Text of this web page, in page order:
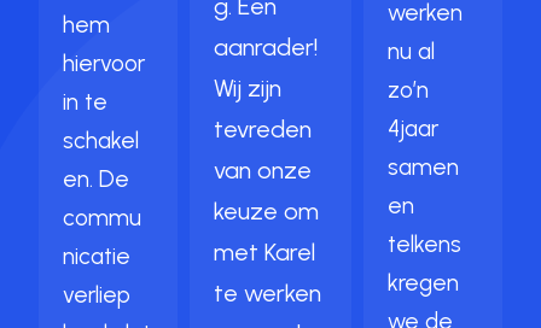
hem
hiervoor
in te
schakel
en. De
commu
nicatie
verliep
g. Een
aanrader!
Wij zijn
tevreden
van onze
keuze om
met Karel
te werken
werken
nu al
zo’n
4jaar
samen
en
telkens
kregen
we de